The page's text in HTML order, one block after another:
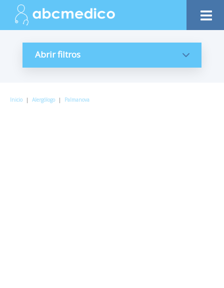
Abrir filtros
Inicio | Alergólogo | Palmanova